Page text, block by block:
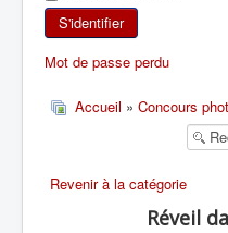
RANDONNÉE
S'identifier
Mot de passe perdu
Accueil » Concours
Revenir à la catégorie
Réveil